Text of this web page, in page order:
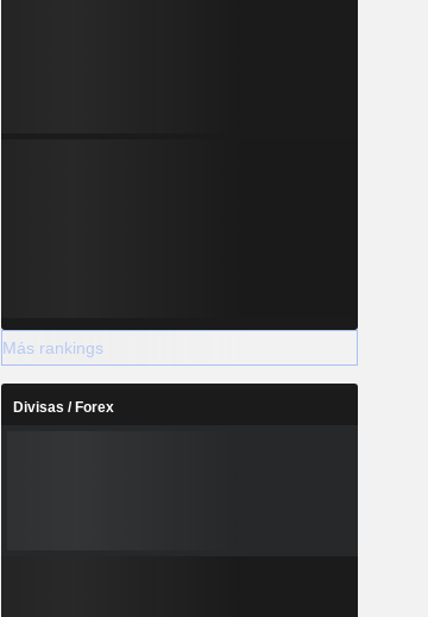
Más rankings
Divisas / Forex